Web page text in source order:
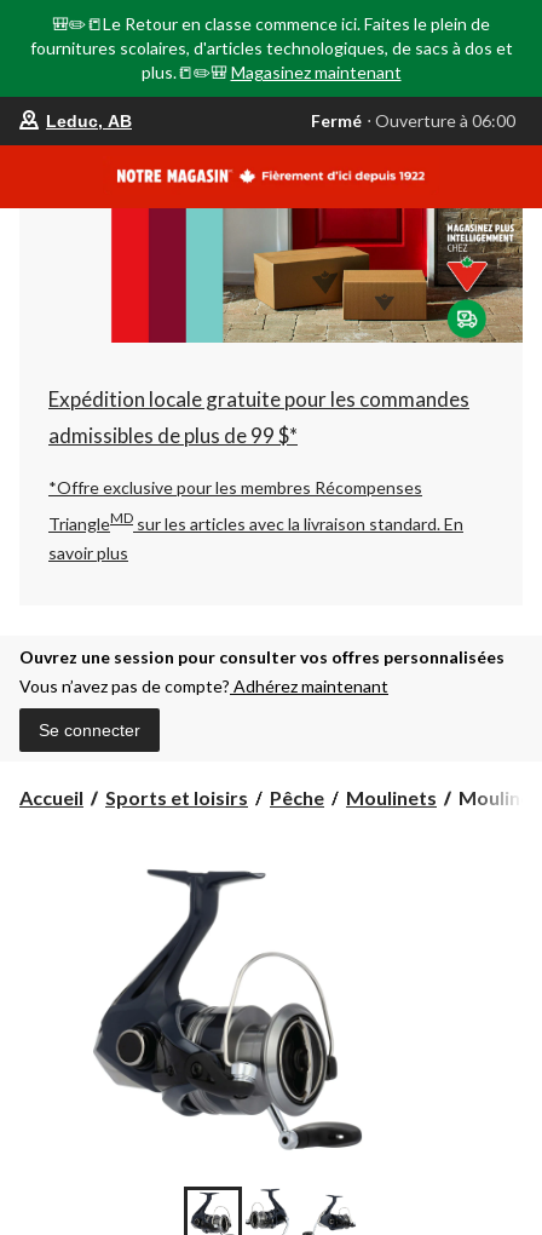
🎒✏️📒Le Retour en classe commence ici. Faites le plein de
fournitures scolaires, d'articles technologiques, de sacs à dos et
plus.📒✏️🎒 Magasinez maintenant
votre
est
AB,
Fermé,
Ouverture
à
06:00
changer
Leduc, AB Fermé ⋅ Ouverture à 06:00
Expédition locale gratuite pour les commandes
admissibles de plus de 99 $*
*Offre exclusive pour les membres Récompenses
TriangleMD sur les articles avec la livraison standard.En
savoir plus
Ouvrez une session pour consulter vos offres personnalisées
Vous n’avez pas de compte? Adhérez maintenant
Se connecter
Accueil Sports et loisirs Pêche Moulinets
Moulinet
Moulinet